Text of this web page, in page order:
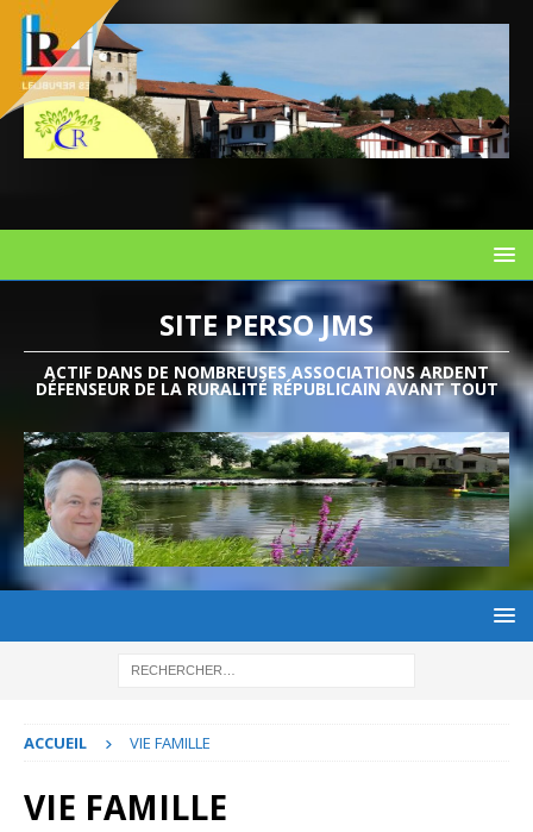
SITE PERSO JMS
ACTIF DANS DE NOMBREUSES ASSOCIATIONS ARDENT
DÉFENSEUR DE LA RURALITÉ RÉPUBLICAIN AVANT TOUT
ACCUEIL VIE FAMILLE
VIE FAMILLE